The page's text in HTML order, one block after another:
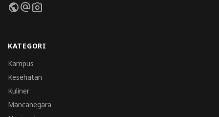
publicalternate_emailphoto_camera
KATEGORI
Kampus
Kesehatan
Kuliner
Mancanegara